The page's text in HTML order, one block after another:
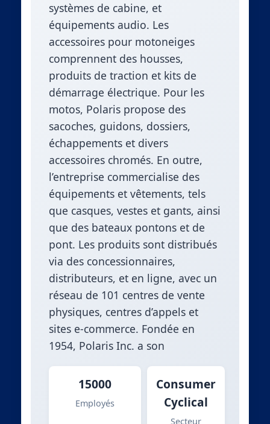
systèmes de cabine, et
équipements audio. Les
accessoires pour motoneiges
comprennent des housses,
produits de traction et kits de
démarrage électrique. Pour les
motos, Polaris propose des
sacoches, guidons, dossiers,
échappements et divers
accessoires chromés. En outre,
l’entreprise commercialise des
équipements et vêtements, tels
que casques, vestes et gants, ainsi
que des bateaux pontons et de
pont. Les produits sont distribués
via des concessionnaires,
distributeurs, et en ligne, avec un
réseau de 101 centres de vente
physiques, centres d’appels et
sites e-commerce. Fondée en
1954, Polaris Inc. a son
15000
Employés
Consumer
Cyclical
Secteur